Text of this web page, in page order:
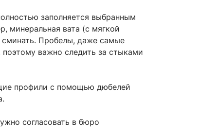
заполняется выбранным
минеральная вата (с мягкой
сминать. Пробелы, даже самые
важно следить за стыками
профили с помощью дюбелей
согласовать в бюро